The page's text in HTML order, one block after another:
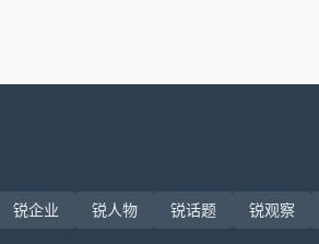
锐企业 锐人物 锐话题 锐观察